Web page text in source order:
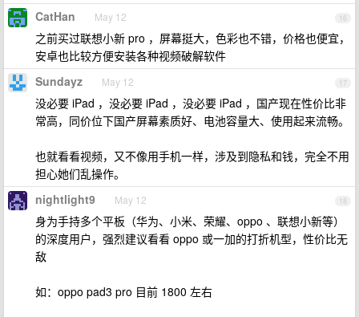
16
CatHan May 12
之前买过联想小新 pro ，屏幕挺大，色彩也不错，价格也便宜，
安卓也比较方便安装各种视频破解软件
17
Sundayz May 12
没必要 iPad ，没必要 iPad ，没必要 iPad ，国产现在性价比非
常高，同价位下国产屏幕素质好、电池容量大、使用起来流畅。
也就看看视频，又不像用手机一样，涉及到隐私和钱，完全不用
担心她们乱操作。
18
nightlight9 May 12
身为手持多个平板（华为、小米、荣耀、oppo 、联想小新等）
的深度用户，强烈建议看看 oppo 或一加的打折机型，性价比无
敌
如：oppo pad3 pro 目前 1800 左右